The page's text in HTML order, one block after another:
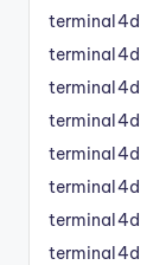
terminal4d
terminal4d
terminal4d
terminal4d
terminal4d
terminal4d
terminal4d
terminal4d